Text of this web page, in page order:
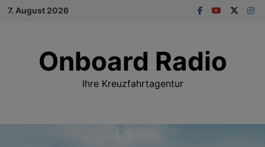
Zum
7. August 2026
Onboard Radio
Ihre Kreuzfahrtagentur